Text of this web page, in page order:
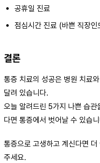
공휴일 진료
점심시간 진료 (바쁜 직장인
결론
통증 치료의 성공은 병원 치료
달려 있습니다.
오늘 알려드린 5가지 나쁜 습
다면 통증에서 벗어날 수 있습
통증으로 고생하고 계신다면
주세요.